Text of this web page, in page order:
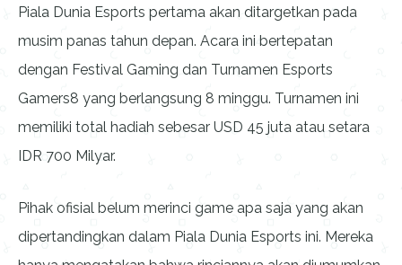
Piala Dunia Esports pertama akan ditargetkan pada
musim panas tahun depan. Acara ini bertepatan
dengan Festival Gaming dan Turnamen Esports
Gamers8 yang berlangsung 8 minggu. Turnamen ini
memiliki total hadiah sebesar USD 45 juta atau setara
IDR 700 Milyar.
Pihak ofisial belum merinci game apa saja yang akan
dipertandingkan dalam Piala Dunia Esports ini. Mereka